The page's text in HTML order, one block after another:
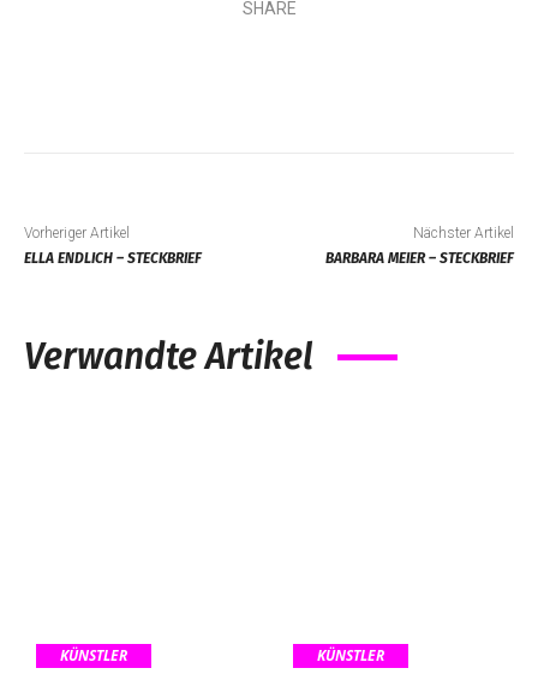
SHARE
Vorheriger Artikel
ELLA ENDLICH – STECKBRIEF
Nächster Artikel
BARBARA MEIER – STECKBRIEF
Verwandte Artikel
KÜNSTLER KÜNSTLER